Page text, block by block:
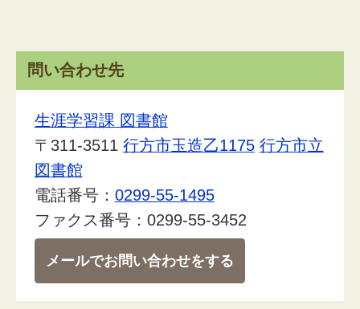
問い合わせ先
生涯学習課 図書館
〒311-3511 行方市玉造乙1175 行方市立
図書館
電話番号： 0299-55-1495
ファクス番号：0299-55-3452
メールでお問い合わせをする